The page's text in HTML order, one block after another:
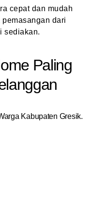
cepat dan mudah
dari
sediakan.
Paling
Kabupaten Gresik.